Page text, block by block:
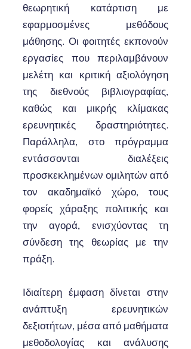
θεωρητική κατάρτιση με
εφαρμοσμένες μεθόδους
μάθησης. Οι φοιτητές εκπονούν
εργασίες που περιλαμβάνουν
μελέτη και κριτική αξιολόγηση
της διεθνούς βιβλιογραφίας,
καθώς και μικρής κλίμακας
ερευνητικές δραστηριότητες.
Παράλληλα, στο πρόγραμμα
εντάσσονται διαλέξεις
προσκεκλημένων ομιλητών από
τον ακαδημαϊκό χώρο, τους
φορείς χάραξης πολιτικής και
την αγορά, ενισχύοντας τη
σύνδεση της θεωρίας με την
πράξη.
Ιδιαίτερη έμφαση δίνεται στην
ανάπτυξη ερευνητικών
δεξιοτήτων, μέσα από μαθήματα
μεθοδολογίας και ανάλυσης